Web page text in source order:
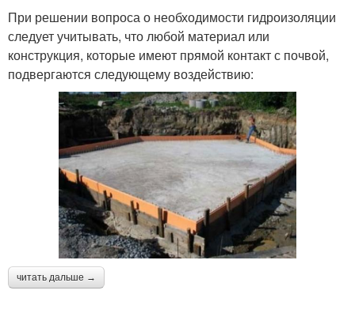
При решении вопроса о необходимости гидроизоляции
следует учитывать, что любой материал или
конструкция, которые имеют прямой контакт с почвой,
подвергаются следующему воздействию:
читать дальше →